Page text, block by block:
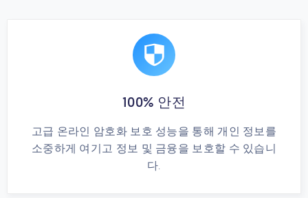
100% 안전
고급 온라인 암호화 보호 성능을 통해 개인 정보를
소중하게 여기고 정보 및 금융을 보호할 수 있습니
다.